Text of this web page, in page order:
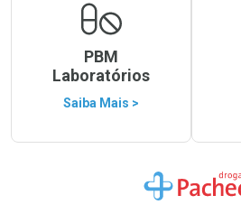
PBM
Laboratórios
Saiba Mais >
Ir para a Home